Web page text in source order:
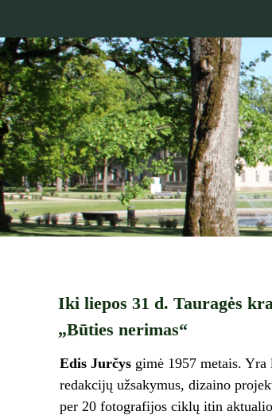
Iki liepos 31 d. Tauragės
„Būties nerimas“
Edis Jurčysgimė 1957 metais. Yra
redakcijų užsakymus, dizaino
per 20 fotografijos ciklų itin